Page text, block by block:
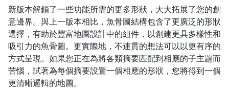
新版本解鎖了一些功能所需的更多形狀，大大拓展了您的創
意邊界。與上一版本相比，魚骨圖結構包含了更廣泛的形狀
選擇，有助於豐富地圖設計中的組件，以創建更具多樣性和
吸引力的魚骨圖。更實際地，不連貫的想法可以以更有序的
方式呈現。如果您正在為將各類摘要匹配到相應的子主題而
苦惱，試著為每個摘要設置一個相應的形狀，您將得到一個
更清晰邏輯的地圖。